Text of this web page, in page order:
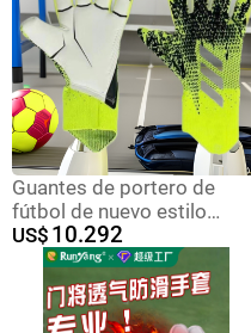
Guantes de portero de
fútbol de nuevo estilo
Guantes de portero
antideslizantes engrosados
y resistentes al desgaste
Guantes de portero sin
US$ 10.292